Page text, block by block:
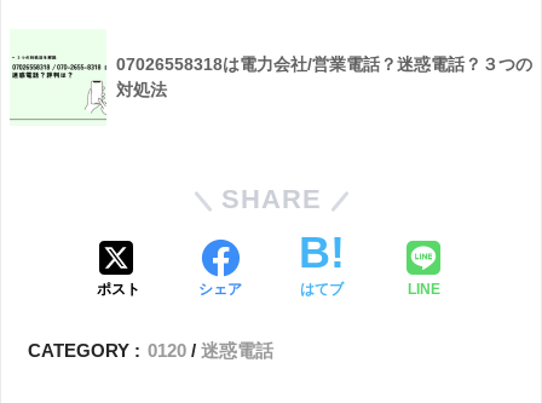
07026558318は電力会社/営業電話？迷惑電話？３つの
対処法
SHARE
ポスト シェア はてブ LINE
CATEGORY : 0120 迷惑電話